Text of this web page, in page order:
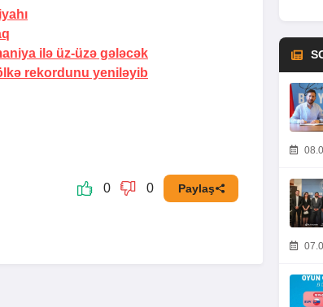
ilə üz-üzə gələcək
rekordunu yeniləyib
0 0 Paylaş